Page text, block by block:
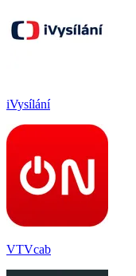
iVysílání
VTVcab